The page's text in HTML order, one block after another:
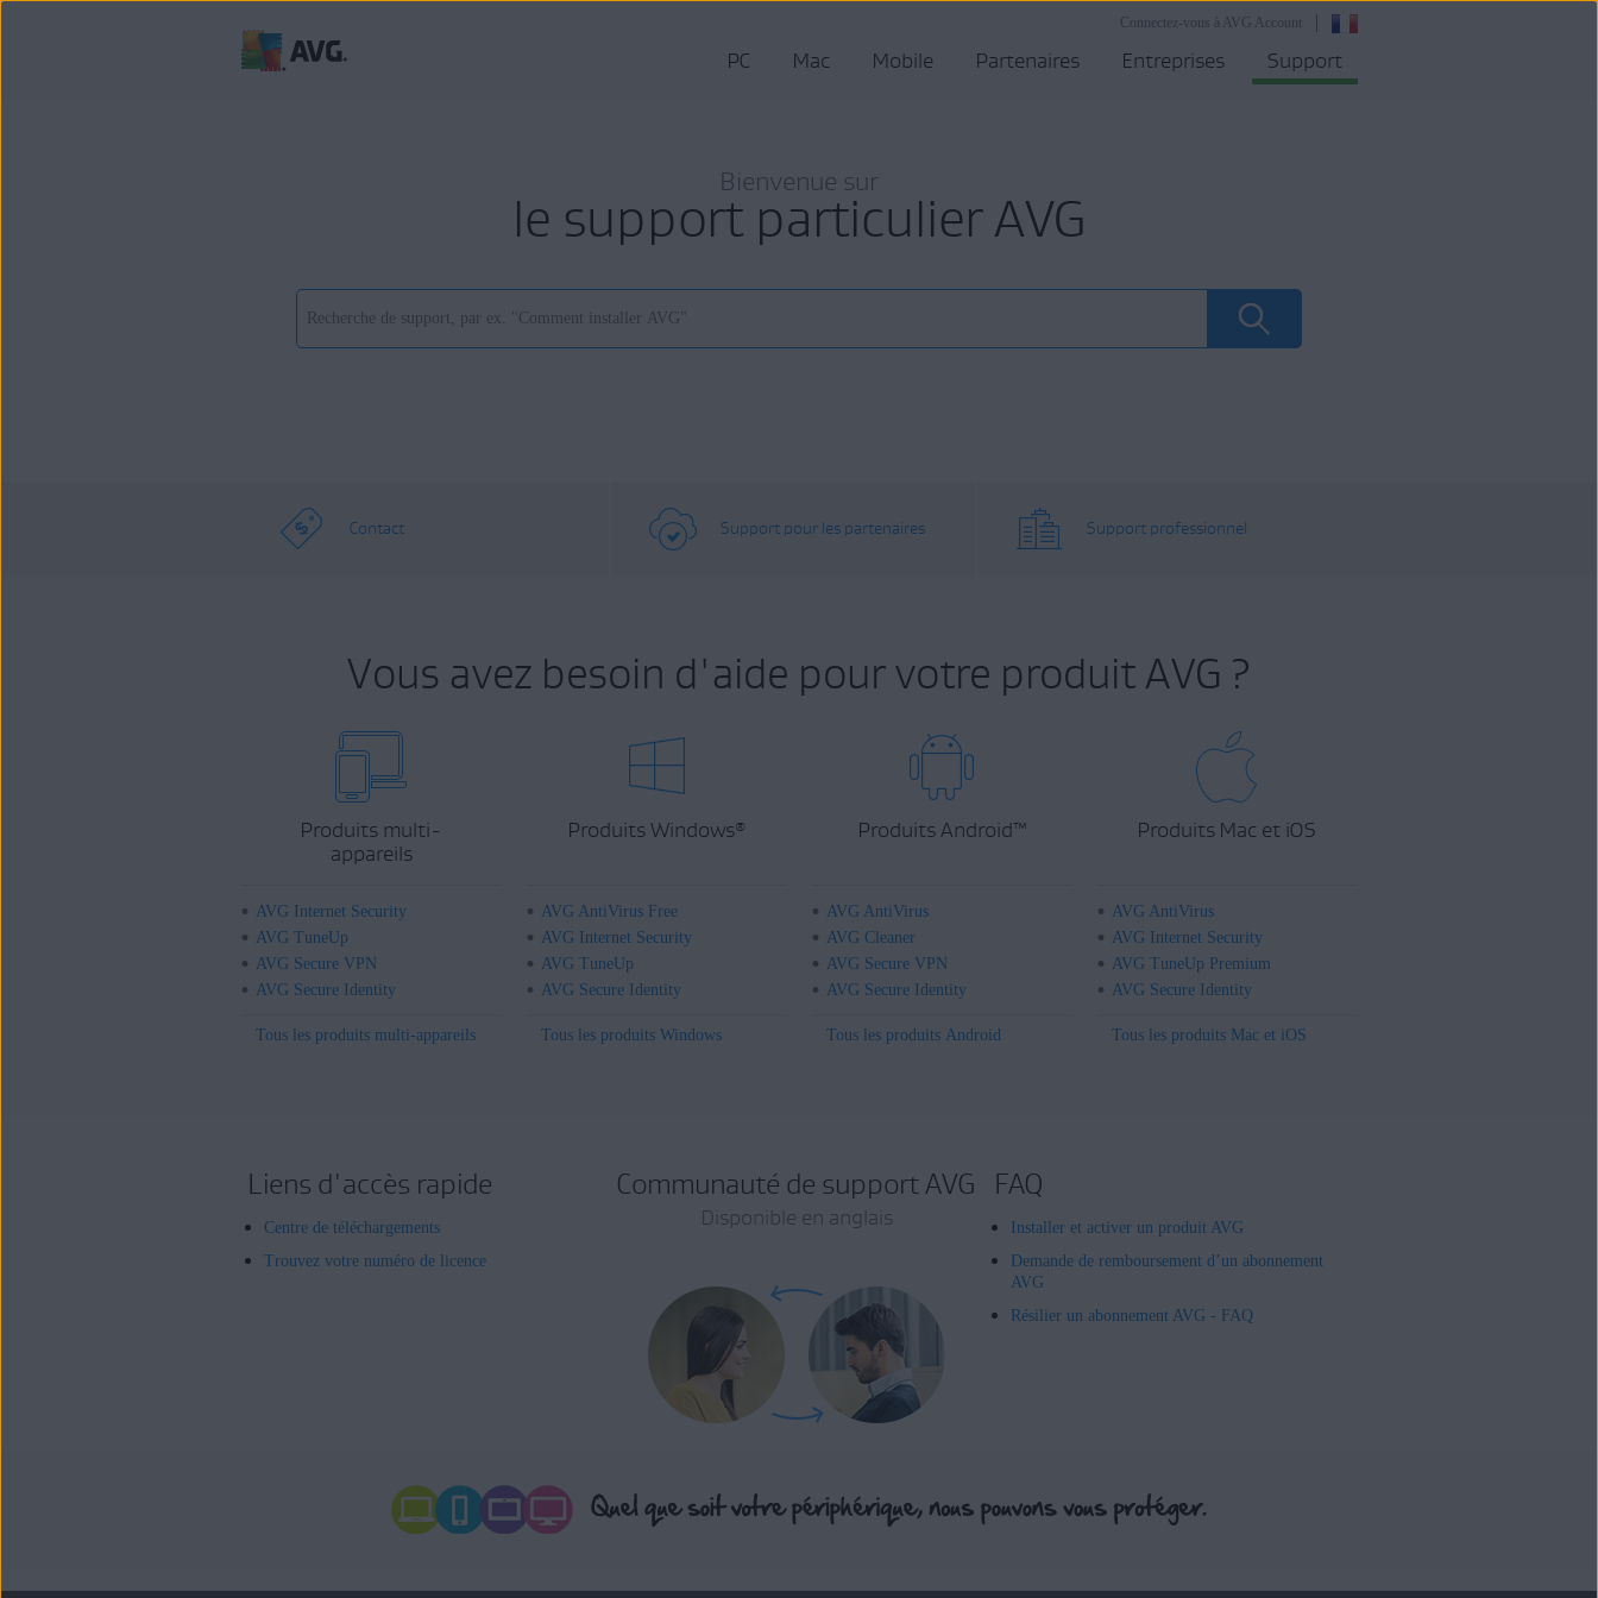
Connectez-vous à AVG Account
PC Mac Mobile Partenaires Entreprises Support
Bienvenue sur
le support particulier AVG
Contact Support pour les partenaires Support professionnel
Vous avez besoin d'aide pour votre produit AVG ?
Produits multi-
appareils
AVG Internet Security
AVG TuneUp
AVG Secure VPN
AVG Secure Identity
Tous les produits multi-appareils
Produits Windows®
AVG AntiVirus Free
AVG Internet Security
AVG TuneUp
AVG Secure Identity
Tous les produits Windows
Produits Android™
AVG AntiVirus
AVG Cleaner
AVG Secure VPN
AVG Secure Identity
Tous les produits Android
Produits Mac et iOS
AVG AntiVirus
AVG Internet Security
AVG TuneUp Premium
AVG Secure Identity
Tous les produits Mac et iOS
Liens d'accès rapide
Centre de téléchargements
Trouvez votre numéro de licence
Communauté de support AVG
Disponible en anglais
FAQ
Installer et activer un produit AVG
Demande de remboursement d’un abonnement
AVG
Résilier un abonnement AVG - FAQ